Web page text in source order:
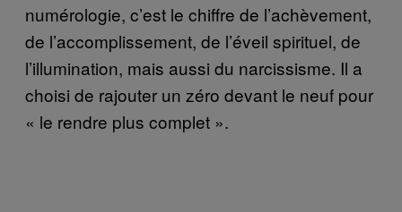
numérologie, c’est le chiffre de l’achèvement,
de l’accomplissement, de l’éveil spirituel, de
l’illumination, mais aussi du narcissisme. Il a
choisi de rajouter un zéro devant le neuf pour
« le rendre plus complet ».